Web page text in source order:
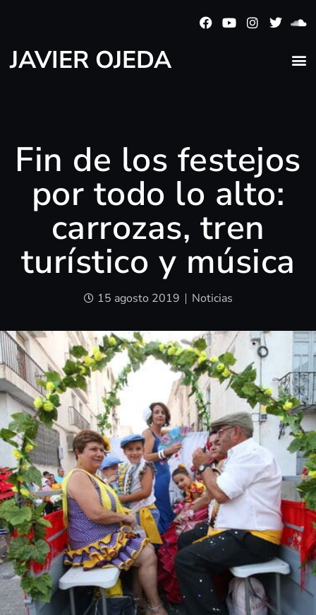
JAVIER OJEDA
Fin de los festejos
por todo lo alto:
carrozas, tren
turístico y música
15 agosto 2019 Noticias